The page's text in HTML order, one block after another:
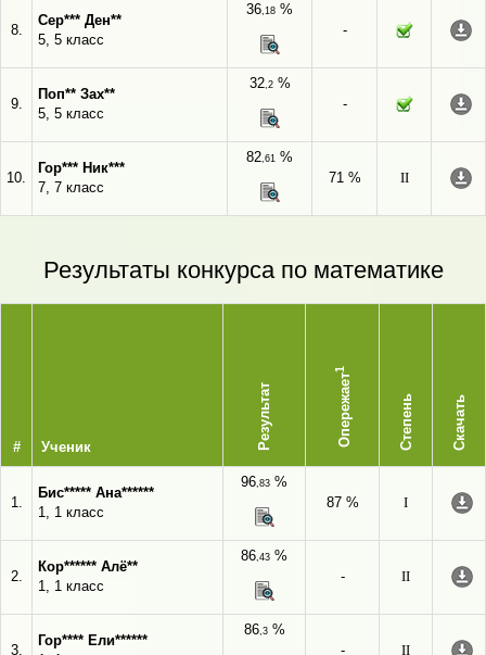
8.
Сер*** Ден**
5, 5 класс
36,18 %
-
9.
Поп** Зах**
5, 5 класс
32,2%
-
10.
Гор*** Ник***
7, 7 класс
82,61 %
71 %
II
Результаты конкурса по математике
# Ученик Результат Опережает
1
Степень Скачать
1.
Бис***** Ана******
1, 1 класс
96,83 %
87 %
I
2.
Кор****** Алё**
1, 1 класс
86,43 %
-
II
3.
Гор**** Ели******
86,3%
-
II